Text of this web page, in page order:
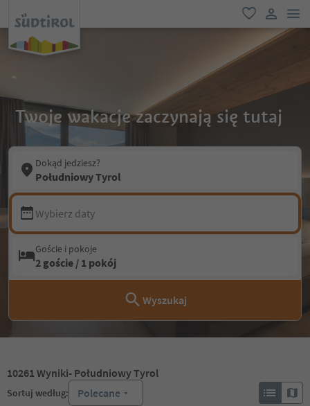
ulubione
link
Twoje wakacje zaczynają się tutaj
Dokąd jedziesz?
Południowy Tyrol
Wybierz daty
Goście i pokoje
2 goście / 1 pokój
Wyszukaj
10261 Wyniki- Południowy Tyrol
Sortuj według: Polecane